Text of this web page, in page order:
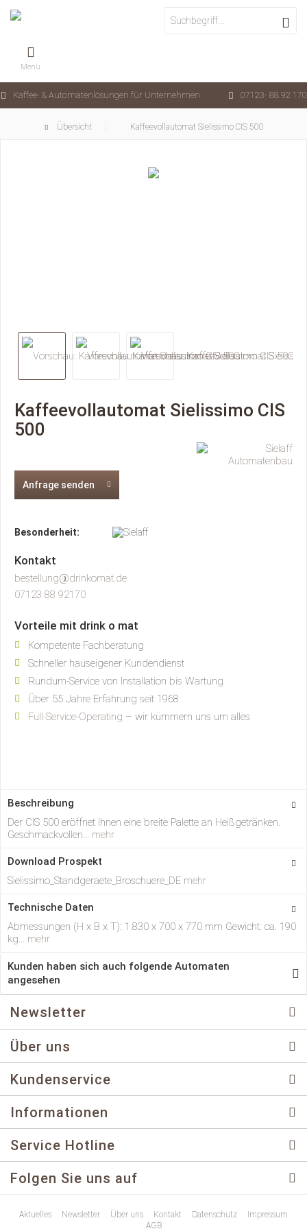
Kaffee- & Automatenlösungen für Unternehmen 07123- 88 92 170
Menü
Übersicht Kaffeevollautomat Sielissimo CIS 500
Kaffeevollautomat Sielissimo CIS
500
Anfrage senden
Besonderheit:
Kontakt
bestellung@drinkomat.de
07123 88 92170
Vorteile mit drink o mat
Kompetente Fachberatung
Schneller hauseigener Kundendienst
Rundum-Service von Installation bis Wartung
Über 55 Jahre Erfahrung seit 1968
Full-Service-Operating – wir kümmern uns um alles
Beschreibung
Der CIS 500 eröffnet Ihnen eine breite Palette an Heißgetränken.
Geschmackvollen... mehr
Download Prospekt
Sielissimo_Standgeraete_Broschuere_DE mehr
Technische Daten
Abmessungen (H x B x T): 1.830 x 700 x 770 mm Gewicht: ca. 190
kg... mehr
Kunden haben sich auch folgende Automaten
angesehen
Newsletter
Über uns
Kundenservice
Informationen
Service Hotline
Folgen Sie uns auf
Aktuelles Newsletter Über uns Kontakt Datenschutz
Impressum
AGB